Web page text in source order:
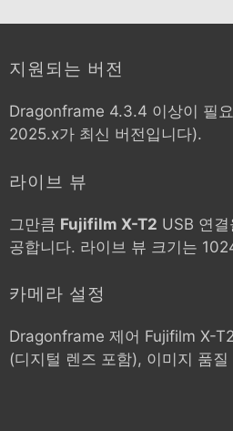
지원되는 버전
Dragonframe 4.3.4 이상이 필
2025.x가 최신 버전입니다).
라이브 뷰
그만큼 Fujifilm X-T2 USB 연
공합니다. 라이브 뷰 크기는
카메라 설정
Dragonframe 제어 Fujifilm X-T2
(디지털 렌즈 포함), 이미지 품질